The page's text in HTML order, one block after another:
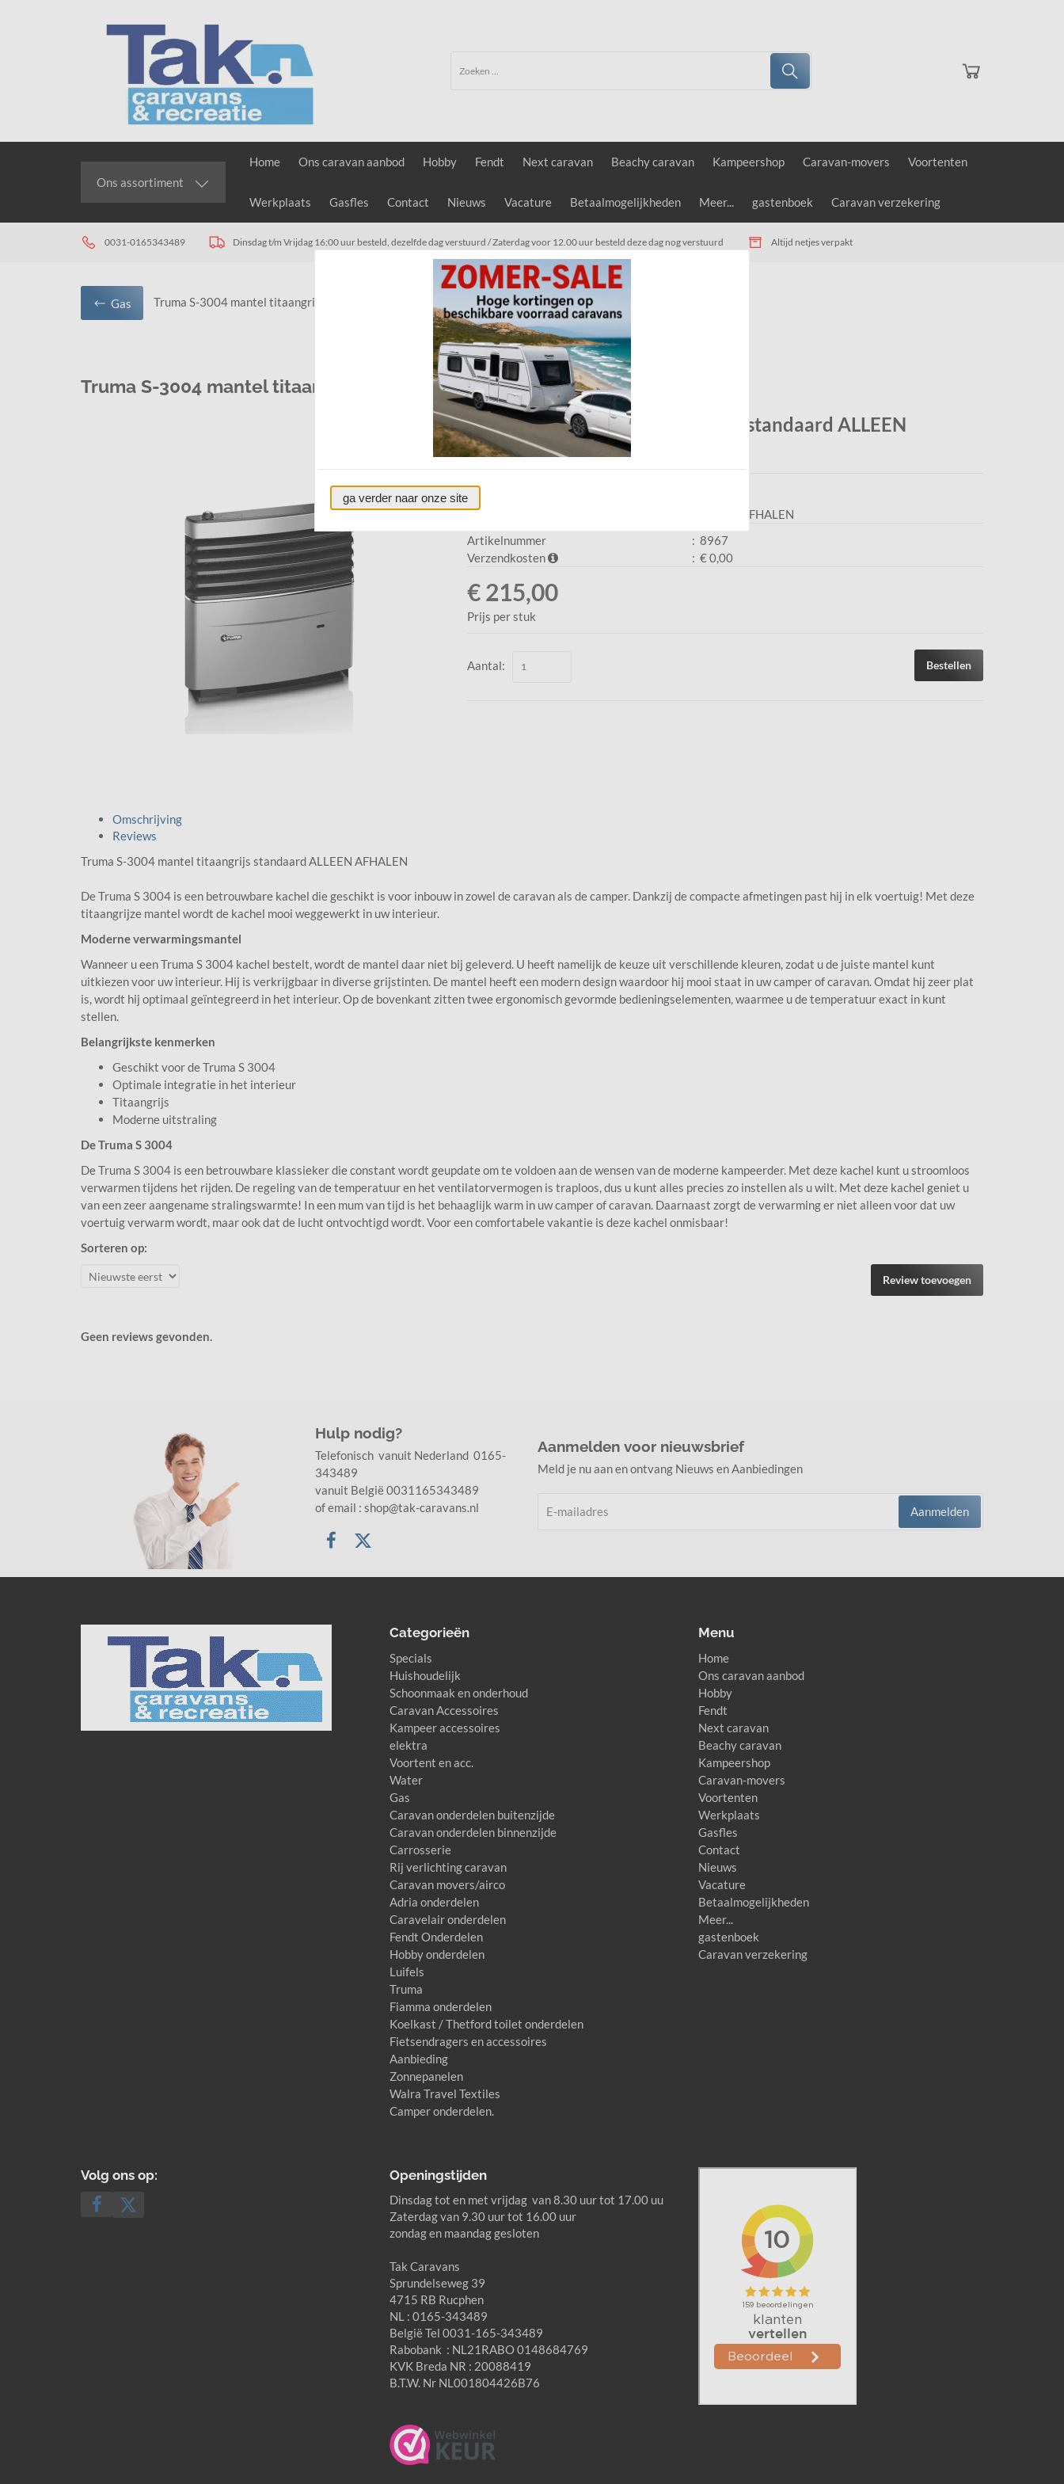
Ons assortiment
Home Ons caravan aanbod Hobby Fendt Next caravan Beachy caravan Kampeershop Caravan-movers Voortenten
Werkplaats Gasfles Contact Nieuws Vacature Betaalmogelijkheden Meer... gastenboek Caravan verzekering
0031-0165343489 Dinsdag t/m Vrijdag 16:00 uur besteld, dezelfde dag verstuurd / Zaterdag voor 12.00 uur besteld deze dag nog verstuurd Altijd netjes verpakt
Gas Truma S-3004 mantel titaangrijs standaard ALLEEN AFHALEN
Truma S-3004 mantel titaangrijs standaard ALLEEN AFHALEN
Truma S-3004 mantel titaangrijs standaard ALLEEN
AFHALEN
Truma S-3004 mantel titaangrijs standaard ALLEEN AFHALEN
Artikelnummer
: 8967
Verzendkosten
: € 0,00
€ 215,00
Prijs per stuk
Aantal: Bestellen
Omschrijving
Reviews
Truma S-3004 mantel titaangrijs standaard ALLEEN AFHALEN
De Truma S 3004 is een betrouwbare kachel die geschikt is voor inbouw in zowel de caravan als de camper. Dankzij de compacte afmetingen past hij in elk voertuig! Met deze
titaangrijze mantel wordt de kachel mooi weggewerkt in uw interieur.
Moderne verwarmingsmantel
Wanneer u een Truma S 3004 kachel bestelt, wordt de mantel daar niet bij geleverd. U heeft namelijk de keuze uit verschillende kleuren, zodat u de juiste mantel kunt
uitkiezen voor uw interieur. Hij is verkrijgbaar in diverse grijstinten. De mantel heeft een modern design waardoor hij mooi staat in uw camper of caravan. Omdat hij zeer plat
is, wordt hij optimaal geïntegreerd in het interieur. Op de bovenkant zitten twee ergonomisch gevormde bedieningselementen, waarmee u de temperatuur exact in kunt
stellen.
Belangrijkste kenmerken
Geschikt voor de Truma S 3004
Optimale integratie in het interieur
Titaangrijs
Moderne uitstraling
De Truma S 3004
De Truma S 3004 is een betrouwbare klassieker die constant wordt geupdate om te voldoen aan de wensen van de moderne kampeerder. Met deze kachel kunt u stroomloos
verwarmen tijdens het rijden. De regeling van de temperatuur en het ventilatorvermogen is traploos, dus u kunt alles precies zo instellen als u wilt. Met deze kachel geniet u
van een zeer aangename stralingswarmte! In een mum van tijd is het behaaglijk warm in uw camper of caravan. Daarnaast zorgt de verwarming er niet alleen voor dat uw
voertuig verwarm wordt, maar ook dat de lucht ontvochtigd wordt. Voor een comfortabele vakantie is deze kachel onmisbaar!
Sorteren op:
Review toevoegen
Geen reviews gevonden.
Hulp nodig?
Telefonisch vanuit Nederland 0165-
343489
vanuit België 0031165343489
of email : shop@tak-caravans.nl
Aanmelden voor nieuwsbrief
Meld je nu aan en ontvang Nieuws en Aanbiedingen
Aanmelden
Categorieën
Specials
Huishoudelijk
Schoonmaak en onderhoud
Caravan Accessoires
Kampeer accessoires
elektra
Voortent en acc.
Water
Gas
Caravan onderdelen buitenzijde
Caravan onderdelen binnenzijde
Carrosserie
Rij verlichting caravan
Caravan movers/airco
Adria onderdelen
Caravelair onderdelen
Fendt Onderdelen
Hobby onderdelen
Luifels
Truma
Fiamma onderdelen
Koelkast / Thetford toilet onderdelen
Fietsendragers en accessoires
Aanbieding
Zonnepanelen
Walra Travel Textiles
Camper onderdelen.
Menu
Home
Ons caravan aanbod
Hobby
Fendt
Next caravan
Beachy caravan
Kampeershop
Caravan-movers
Voortenten
Werkplaats
Gasfles
Contact
Nieuws
Vacature
Betaalmogelijkheden
Meer...
gastenboek
Caravan verzekering
Volg ons op: Openingstijden
Dinsdag tot en met vrijdag van 8.30 uur tot 17.00 uu
Zaterdag van 9.30 uur tot 16.00 uur
zondag en maandag gesloten
Tak Caravans
Sprundelseweg 39
4715 RB Rucphen
NL : 0165-343489
België Tel 0031-165-343489
Rabobank : NL21RABO 0148684769
KVK Breda NR : 20088419
B.T.W. Nr NL001804426B76
ga verder naar onze site